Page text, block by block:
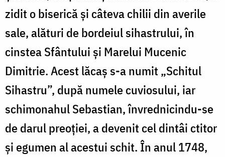
zidit o biserică şi câteva chilii din averile
sale, alături de bordeiul sihastrului, în
cinstea Sfântului şi Marelui Mucenic
Dimitrie. Acest lăcaş s-a numit „Schitul
Sihastru”, după numele cuviosului, iar
schimonahul Sebastian, învrednicindu-se
de darul preoţiei, a devenit cel dintâi ctitor
şi egumen al acestui schit. În anul 1748,